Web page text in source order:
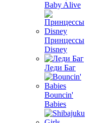
Baby Alive
Принцессы
Disney
Леди Баг
Bouncin'
Babies